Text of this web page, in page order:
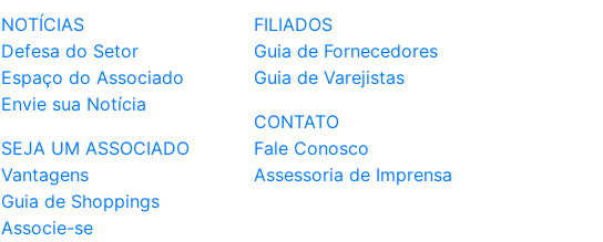
NOTÍCIAS
Defesa do Setor
Espaço do Associado
Envie sua Notícia
SEJA UM ASSOCIADO
Vantagens
Guia de Shoppings
Associe-se
FILIADOS
Guia de Fornecedores
Guia de Varejistas
CONTATO
Fale Conosco
Assessoria de Imprensa